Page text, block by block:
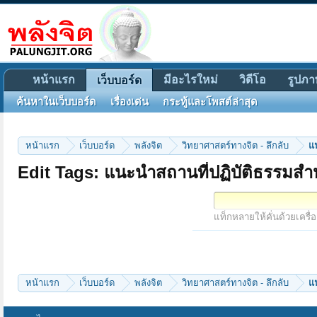
หน้าแรก เว็บบอร์ด พลังจิต วิทยาศาสตร์ทางจิต - ลึกลับ แ
Edit Tags: แนะนำสถานที่ปฏิบัติธรรมส
แท็กหลายให้คั่นด้วยเครื่
หน้าแรก เว็บบอร์ด พลังจิต วิทยาศาสตร์ทางจิต - ลึกลับ แ
หน้าแรก เว็บบอร์ด
ค้นหาในเว็บบอร์ด เรื่องเด่น กระทู้และโพสต์ล่าสุด
มีอะไรใหม่ วิดีโอ รูปภ